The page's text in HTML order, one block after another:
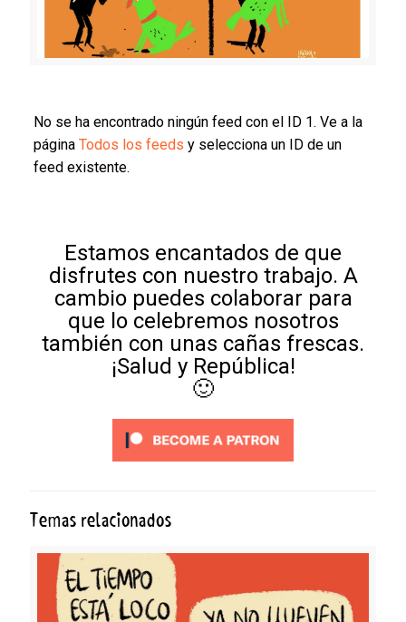
No se ha encontrado ningún feed con el ID 1. Ve a la
página Todos los feeds y selecciona un ID de un
feed existente.
Estamos encantados de que
disfrutes con nuestro trabajo. A
cambio puedes colaborar para
que lo celebremos nosotros
también con unas cañas frescas.
¡Salud y República!
🙂
Temas relacionados